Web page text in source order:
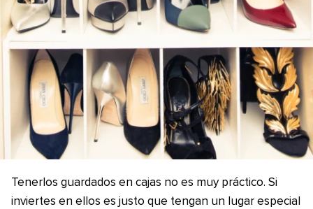
Tenerlos guardados en cajas no es muy práctico. Si
inviertes en ellos es justo que tengan un lugar especial